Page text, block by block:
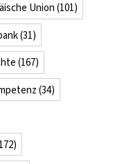
Union(101)
(31)
(167)
(34)